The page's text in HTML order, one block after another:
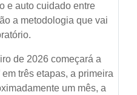
e auto cuidado entre
a metodologia que vai
de 2026 começará a
em três etapas, a primeira
um mês, a